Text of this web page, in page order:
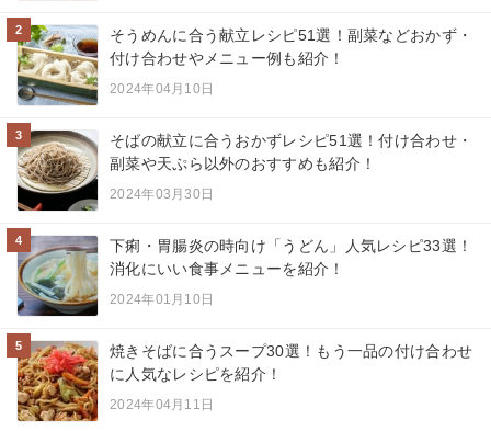
2
そうめんに合う献立レシピ51選！副菜などおかず・
付け合わせやメニュー例も紹介！
2024年04月10日
3
そばの献立に合うおかずレシピ51選！付け合わせ・
副菜や天ぷら以外のおすすめも紹介！
2024年03月30日
4
下痢・胃腸炎の時向け「うどん」人気レシピ33選！
消化にいい食事メニューを紹介！
2024年01月10日
5
焼きそばに合うスープ30選！もう一品の付け合わせ
に人気なレシピを紹介！
2024年04月11日